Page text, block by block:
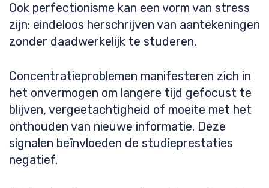
Ook perfectionisme kan een vorm van stress
zijn: eindeloos herschrijven van aantekeningen
zonder daadwerkelijk te studeren.
Concentratieproblemen manifesteren zich in
het onvermogen om langere tijd gefocust te
blijven, vergeetachtigheid of moeite met het
onthouden van nieuwe informatie. Deze
signalen beïnvloeden de studieprestaties
negatief.